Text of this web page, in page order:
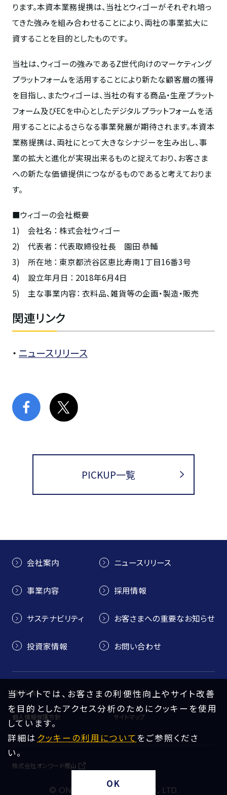
ります。本資本業務提携は、当社とウィゴーがそれぞれ培っ
てきた強みを組み合わせることにより、両社の事業拡大に
資することを目的としたものです。
当社は、ウィゴーの強みであるZ世代向けのマーケティング
プラットフォームを活用することにより新たな顧客層の獲得
を目指し、またウィゴーは、当社の有する商品・生産プラット
フォーム及びECを中心としたデジタルプラットフォームを活
用することによるさらなる事業発展が期待されます。本資本
業務提携は、両社にとって大きなシナジーを生み出し、事
業の拡大と進化が実現出来るものと捉えており、お客さま
への新たな価値提供につながるものであると考えておりま
す。
■ウィゴーの会社概要
1) 会社名 ： 株式会社ウィゴー
2) 代表者 ： 代表取締役社長 園田 恭輔
3) 所在地 ： 東京都渋谷区恵比寿南1丁目16番3号
4) 設立年月日 ： 2018年6月4日
5) 主な事業内容： 衣料品、雑貨等の企画・製造・販売
関連リンク
・ ニュースリリース
PICKUP一覧
会社案内
事業内容
サステナビリティ
投資家情報
ニュースリリース
採用情報
お客さまへの重要なお知らせ
お問い合わせ
電子公告 サイトポリシー
個人情報保護方針 サイトマップ
株式会社オンワード樫山
© ONWARD HOLDINGS CO., LTD.
当サイトでは、お客さまの利便性向上やサイト改善
を目的としたアクセス分析のためにクッキーを使用
しています。
詳細は クッキーの利用についてをご参照くださ
い。
OK